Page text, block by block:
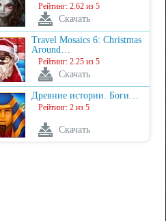
Рейтинг: 2.62 из 5
Скачать
Travel Mosaics 6: Christmas
Around…
Рейтинг: 2.25 из 5
Скачать
Древние истории. Боги…
Рейтинг: 2 из 5
Скачать